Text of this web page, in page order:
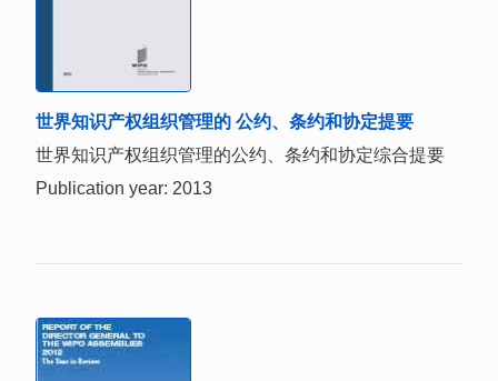
世界知识产权组织管理的 公约、条约和协定提要
世界知识产权组织管理的公约、条约和协定综合提要
Publication year: 2013